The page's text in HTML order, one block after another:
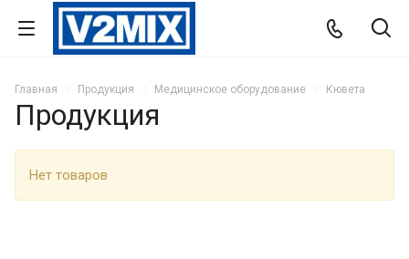
Главная Продукция Медицинское оборудование Кювета
Продукция
Нет товаров